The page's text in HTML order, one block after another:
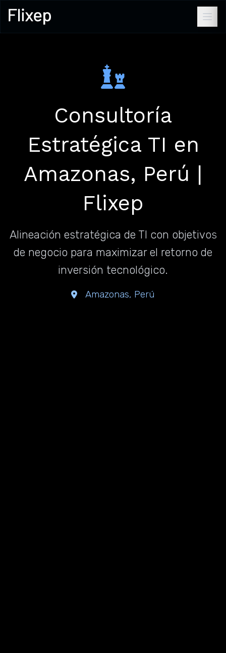
Consultoría
Estratégica TI en
Amazonas, Perú |
Flixep
Alineación estratégica de TI con objetivos
de negocio para maximizar el retorno de
inversión tecnológico.
Amazonas, Perú